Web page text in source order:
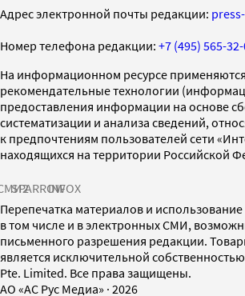
Адрес электронной почты редакции:
Номер телефона редакции: +7 (495) 565-
На информационном ресурсе применяются
рекомендательные технологии
предоставления информации на основе
систематизации и анализа сведений,
к предпочтениям пользователей сети
находящихся на территории Российской
SPARROWINFOX
Перепечатка материалов и
в том числе и в электронных СМИ,
письменного разрешения редакции.
является исключительной
Pte. Limited. Все права защищены.
AO «АС Рус Медиа» · 2026